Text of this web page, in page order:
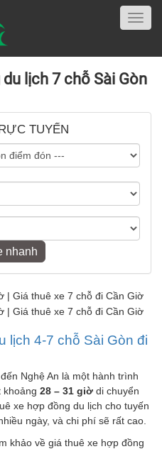
lịch 7 chỗ Sài Gòn
TUYẾN
nhanh
lịch 4-7 chỗ Sài Gòn đi
Nghệ An là một hành trình
khoảng 28 – 31 giờ di chuyển
xe hợp đồng du lịch cho tuyến
ngày, và chi phí sẽ rất cao.
khảo về giá thuê xe hợp đồng